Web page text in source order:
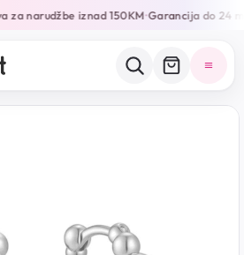
za narudžbe iznad 150KM•Garancija do 24